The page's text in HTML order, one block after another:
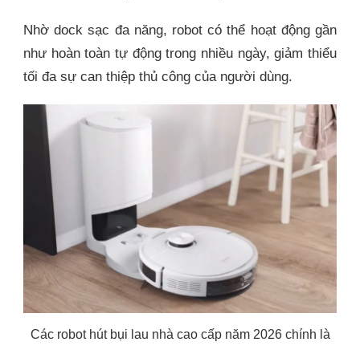
Nhờ dock sạc đa năng, robot có thể hoạt động gần
như hoàn toàn tự động trong nhiều ngày, giảm thiểu
tối đa sự can thiệp thủ công của người dùng.
Các robot hút bụi lau nhà cao cấp năm 2026 chính là